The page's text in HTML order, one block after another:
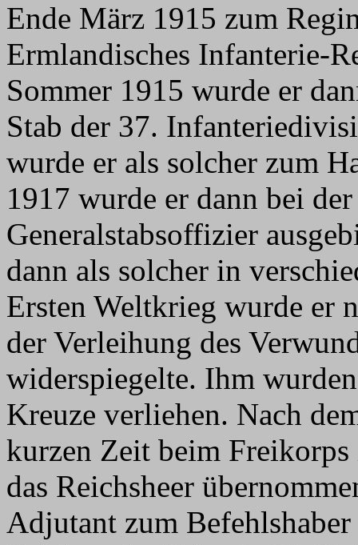
Ende März 1915 zum
Ermlandisches Infanterie-
Sommer 1915 wurde er
Stab der 37.
wurde er als solcher zum
1917 wurde er dann bei
Generalstabsoffizier
dann als solcher in
Ersten Weltkrieg wurde er
der Verleihung des
widerspiegelte. Ihm
Kreuze verliehen. Nach
kurzen Zeit beim
das Reichsheer
Adjutant zum